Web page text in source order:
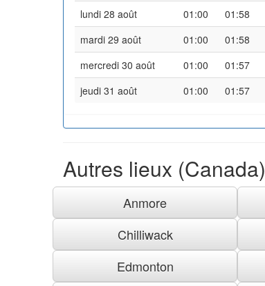
lundi 28 août
01:00 01:58
mardi 29 août
01:00 01:58
mercredi 30 août
01:00 01:57
jeudi 31 août
01:00 01:57
Autres lieux (Canada)
Anmore
Chilliwack
Edmonton